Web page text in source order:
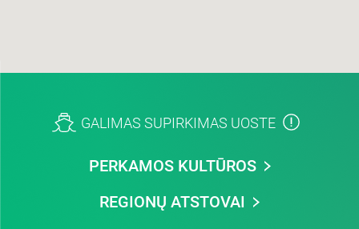
GALIMAS SUPIRKIMAS UOSTE
PERKAMOS KULTŪROS
REGIONŲ ATSTOVAI